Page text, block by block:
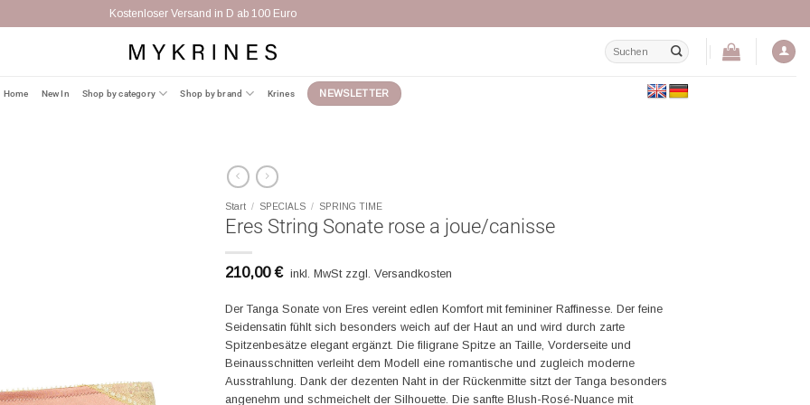
Kostenloser Versand in D ab 100 Euro
Suchen
nach:
Home New In Shop by category Shop by brand Krines NEWSLETTER
Start / SPECIALS / SPRING TIME
Eres String Sonate rose a joue/canisse
210,00€ inkl. MwSt zzgl. Versandkosten
Der Tanga Sonate von Eres vereint edlen Komfort mit femininer Raffinesse. Der feine
Seidensatin fühlt sich besonders weich auf der Haut an und wird durch zarte
Spitzenbesätze elegant ergänzt. Die filigrane Spitze an Taille, Vorderseite und
Beinausschnitten verleiht dem Modell eine romantische und zugleich moderne
Ausstrahlung. Dank der dezenten Naht in der Rückenmitte sitzt der Tanga besonders
angenehm und schmeichelt der Silhouette. Die sanfte Blush-Rosé-Nuance mit